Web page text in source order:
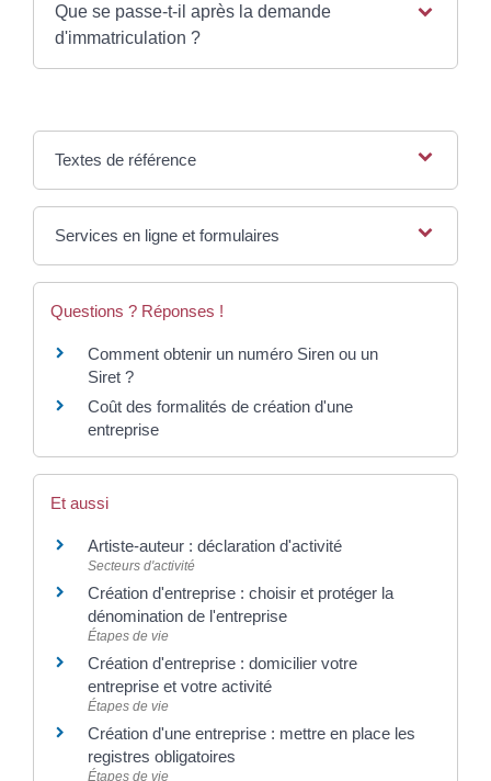
Que se passe-t-il après la demande
d'immatriculation ?
Textes de référence
Services en ligne et formulaires
Questions ? Réponses !
Comment obtenir un numéro Siren ou un
Siret ?
Coût des formalités de création d'une
entreprise
Et aussi
Artiste-auteur : déclaration d'activité
Secteurs d'activité
Création d'entreprise : choisir et protéger la
dénomination de l'entreprise
Étapes de vie
Création d'entreprise : domicilier votre
entreprise et votre activité
Étapes de vie
Création d'une entreprise : mettre en place les
registres obligatoires
Étapes de vie